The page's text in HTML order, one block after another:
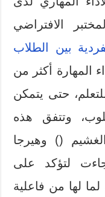
الافتراضي
بين الطلاب
المهارة أكثر من
حتى يتمكن
وتتفق هذه
() وهيرجا
التي جاءت لتؤكد على
لما لها من فاعلية